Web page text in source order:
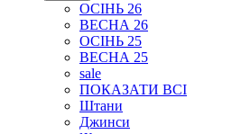
ОСІНЬ 26
ВЕСНА 26
ОСІНЬ 25
ВЕСНА 25
sale
ПОКАЗАТИ ВСІ
Штани
Джинси